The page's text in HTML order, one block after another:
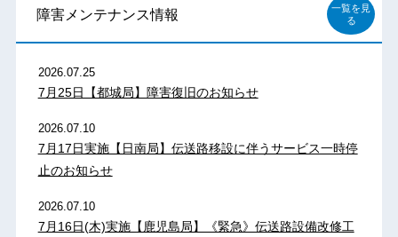
障害メンテナンス情報
一覧を見
る
2026.07.25
7月25日【都城局】障害復旧のお知らせ
2026.07.10
7月17日実施【日南局】伝送路移設に伴うサービス一時停
止のお知らせ
2026.07.10
7月16日(木)実施【鹿児島局】《緊急》伝送路設備改修工